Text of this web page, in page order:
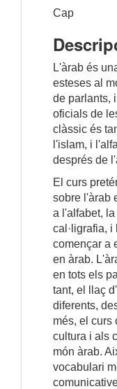
Cap
L'àrab és
esteses al
de parlants,
oficials de
clàssic és
l'islam, i
després de
El curs
sobre l'àrab
a l'alfabet, la
cal·ligrafia,
començar a
en àrab.
en tots els
tant, el llaç
diferents,
més, el curs
cultura i als
món àrab.
vocabulari